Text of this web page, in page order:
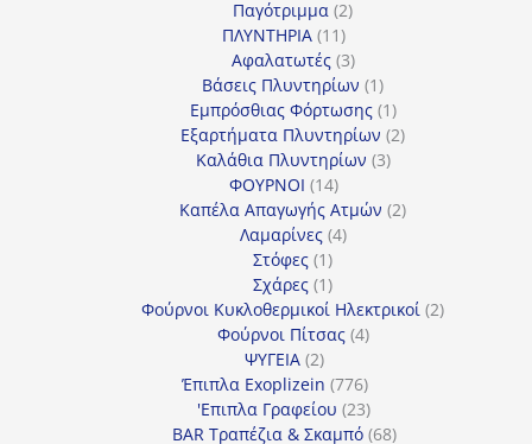
Παγότριμμα 22
ΠΛΥΝΤΗΡΙΑ 1111
προϊόντα
Αφαλατωτές 33
προϊόντα
Βάσεις Πλυντηρίων 11
προϊόν
Εμπρόσθιας Φόρτωσης 11
προϊόν
Εξαρτήματα Πλυντηρίων 22
Καλάθια Πλυντηρίων 33
ΦΟΥΡΝΟΙ 1414
προϊόντα
Καπέλα Απαγωγής Ατμών 22
Λαμαρίνες 44
Στόφες 11
προϊόν
Σχάρες 11
προϊόν
Φούρνοι Κυκλοθερμικοί Ηλεκτρικοί 22
Φούρνοι Πίτσας 44
ΨΥΓΕΙΑ 22
προϊόντα
Έπιπλα Exoplizein 776776
προϊόντα
'Επιπλα Γραφείου 2323
προϊόντα
BAR Τραπέζια & Σκαμπό 6868